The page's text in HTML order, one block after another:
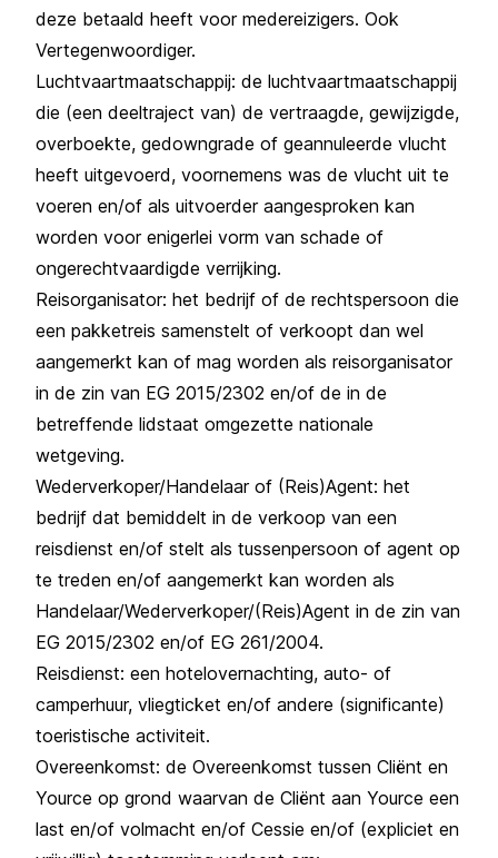
deze betaald heeft voor medereizigers. Ook
Vertegenwoordiger.
Luchtvaartmaatschappij: de luchtvaartmaatschappij
die (een deeltraject van) de vertraagde, gewijzigde,
overboekte, gedowngrade of geannuleerde vlucht
heeft uitgevoerd, voornemens was de vlucht uit te
voeren en/of als uitvoerder aangesproken kan
worden voor enigerlei vorm van schade of
ongerechtvaardigde verrijking.
Reisorganisator: het bedrijf of de rechtspersoon die
een pakketreis samenstelt of verkoopt dan wel
aangemerkt kan of mag worden als reisorganisator
in de zin van EG 2015/2302 en/of de in de
betreffende lidstaat omgezette nationale
wetgeving.
Wederverkoper/Handelaar of (Reis)Agent: het
bedrijf dat bemiddelt in de verkoop van een
reisdienst en/of stelt als tussenpersoon of agent op
te treden en/of aangemerkt kan worden als
Handelaar/Wederverkoper/(Reis)Agent in de zin van
EG 2015/2302 en/of EG 261/2004.
Reisdienst: een hotelovernachting, auto- of
camperhuur, vliegticket en/of andere (significante)
toeristische activiteit.
Overeenkomst: de Overeenkomst tussen Cliënt en
Yource op grond waarvan de Cliënt aan Yource een
last en/of volmacht en/of Cessie en/of (expliciet en